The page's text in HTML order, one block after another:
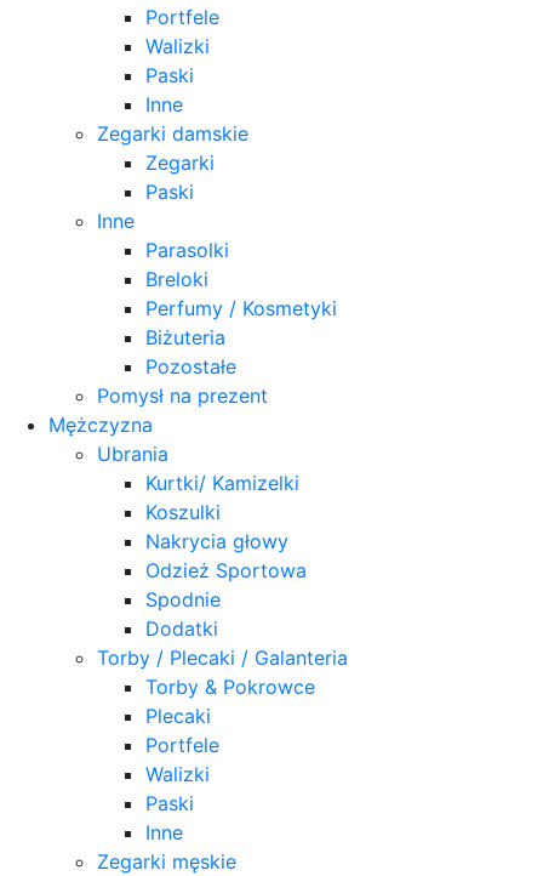
Portfele
Walizki
Paski
Inne
Zegarki damskie
Zegarki
Paski
Inne
Parasolki
Breloki
Perfumy / Kosmetyki
Biżuteria
Pozostałe
Pomysł na prezent
Mężczyzna
Ubrania
Kurtki/ Kamizelki
Koszulki
Nakrycia głowy
Odzież Sportowa
Spodnie
Dodatki
Torby / Plecaki / Galanteria
Torby & Pokrowce
Plecaki
Portfele
Walizki
Paski
Inne
Zegarki męskie